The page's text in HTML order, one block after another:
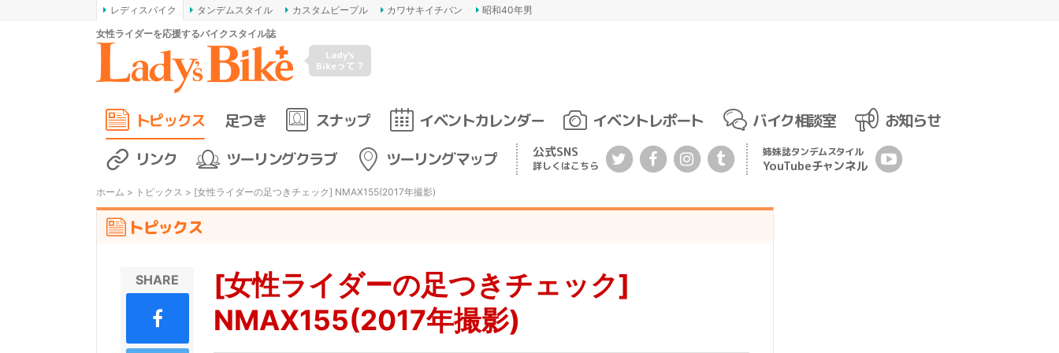
レディスバイク タンデムスタイル カスタムピープル カワサキイチバン
昭和40年男
女性ライダーを応援するバイクスタイル誌
Lady's
Bikeって？
トピックス 足つき スナップ イベントカレンダー イベントレポート バイク相談室
お知らせ
リンク
ツーリングクラブ ツーリングマップ 公式SNS
詳しくはこちら
姉妹誌タンデムスタイル
YouTubeチャンネル
ホーム > トピックス > [女性ライダーの足つきチェック] NMAX155(2017年撮影)
トピックス
[女性ライダーの足つきチェック]
NMAX155(2017年撮影)
SHARE